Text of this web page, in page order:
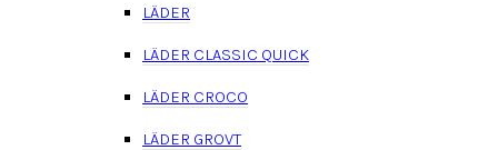
LÄDER
LÄDER CLASSIC QUICK
LÄDER CROCO
LÄDER GROVT